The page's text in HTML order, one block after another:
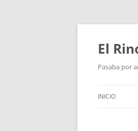
Saltar
contenido
El
Pasaba por
INICIO